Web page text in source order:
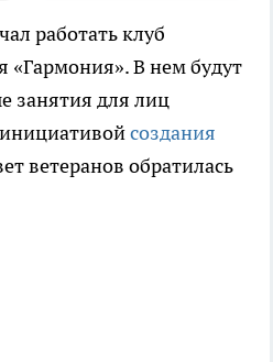
работать клуб
«Гармония». В нем будут
занятия для лиц
создания
ветеранов обратилась